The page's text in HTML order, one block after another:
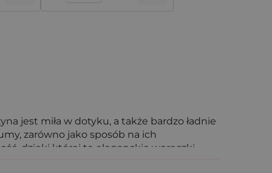
jest miła w dotyku, a także bardzo ładnie
zarówno jako sposób na ich
dzięki której te eleganckie woreczki